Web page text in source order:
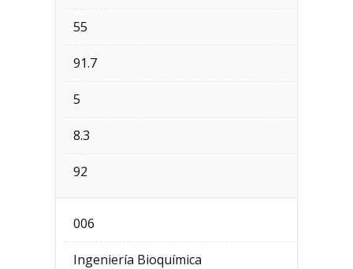
55
91.7
5
8.3
92
006
Ingeniería Bioquímica